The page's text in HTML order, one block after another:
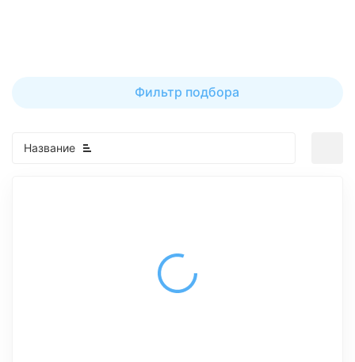
Фильтр подбора
Название